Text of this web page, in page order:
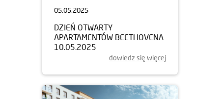
05.05.2025
DZIEŃ OTWARTY
APARTAMENTÓW BEETHOVENA
10.05.2025
dowiedz się więcej